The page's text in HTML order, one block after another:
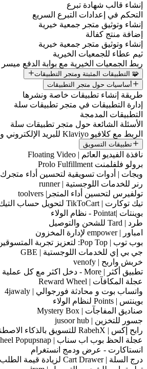
إنشاء قالب شهادة تبرع
التحكم في إعدادات التبرع السريع
إنشاء وتوثيق متجر جمعية خيرية
إضافة منتج كفالة
إنشاء وتوثيق متجر جمعية خيرية
ثيم عطاء للجمعيات الخيرية
ربط الجمعيات الخيرية مع بوابة الدفع ميسر
🧩 التطبيقات المثبتة ومتجر التطبيقات
أساسيات حول متجر التطبيقات
طريقة إنشاء تطبيقات خاصة ونشرها
إدارة التطبيقات في متجر تطبيقات سلة
التطبيقات المدمجة
الأسئلة الشائعة حول متجر تطبيقات سلة
الربط مع كلافيو Klaviyo للبريد الإلكتروني والـ SMS
تطبيقات التسويق
نافذة الفيديو العائم | Floating Video
برولو فلفلمنت Prolo Fulfillment
وبجات | أدوات تسويقية لتحسين أداء متجرك
رنر للخدمات اللوجستية | runner
تولفيرس لتحسين أداء المتجر| toolvers
تيك توكارت | TikToCart لتحويل حساب التيك توك إلى أداة تسويقية
بوينتات |Pointat - نظام الولاء
طرد | Tard للشحن والتوصيل
امباور | empower لإدارة المخزون
بوب توب | Pop Top: لتعزيز تجربة المتسوقين عبر الإشعارات الذكية
جي بي إي للخدمات اللوجستية | GBE
خربش واربح | venofy
تطبيق أكثر | More - دخل اكثر مع كل عملية بيع
عجلة المكافآت | Reward Wheel
واتساب بوت و محادثة فورجوالي | 4jawaly
بوينتس | Points لنظام الولاء
صناديق المفاجآت | Mystery Box
جسور للتخزين | jusoor hub
رابح إكس | RabehX للتسويق بالذكاء الاصطناعي
عجلة الحظ بوب اب سناب | Lucky Wheel Popupsnap
انستاكارت - عرض ودمج انستغرام
درج السلة | Cart Drawer لزيادة قيمة الطلب